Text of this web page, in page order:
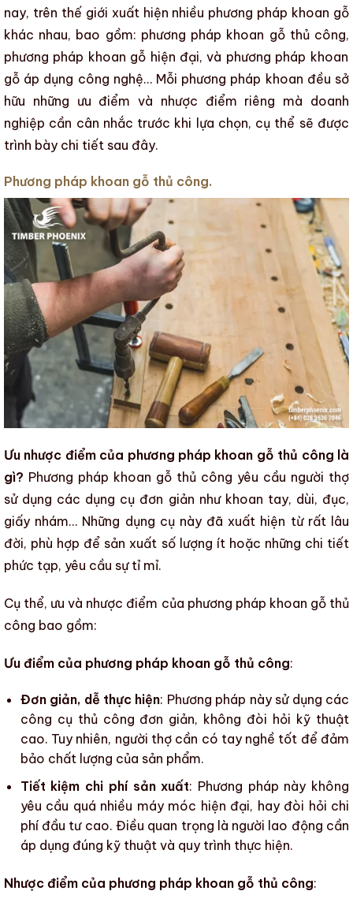
nay, trên thế giới xuất hiện nhiều phương pháp khoan gỗ
khác nhau, bao gồm: phương pháp khoan gỗ thủ công,
phương pháp khoan gỗ hiện đại, và phương pháp khoan
gỗ áp dụng công nghệ… Mỗi phương pháp khoan đều sở
hữu những ưu điểm và nhược điểm riêng mà doanh
nghiệp cần cân nhắc trước khi lựa chọn, cụ thể sẽ được
trình bày chi tiết sau đây.
Phương pháp khoan gỗ thủ công.
Ưu nhược điểm của phương pháp khoan gỗ thủ công là
gì? Phương pháp khoan gỗ thủ công yêu cầu người thợ
sử dụng các dụng cụ đơn giản như khoan tay, dùi, đục,
giấy nhám… Những dụng cụ này đã xuất hiện từ rất lâu
đời, phù hợp để sản xuất số lượng ít hoặc những chi tiết
phức tạp, yêu cầu sự tỉ mỉ.
Cụ thể, ưu và nhược điểm của phương pháp khoan gỗthủ
công bao gồm:
Ưu điểm của phương pháp khoan gỗ thủ công:
Đơn giản, dễ thực hiện: Phương pháp này sử dụng các
công cụ thủ công đơn giản, không đòi hỏi kỹ thuật
cao. Tuy nhiên, người thợ cần có tay nghề tốt để đảm
bảo chất lượng của sản phẩm.
Tiết kiệm chi phí sản xuất: Phương pháp này không
yêu cầu quá nhiều máy móc hiện đại, hay đòi hỏi chi
phí đầu tư cao. Điều quan trọng là người lao động cần
áp dụng đúng kỹ thuật và quy trình thực hiện.
Nhược điểm của phương pháp khoan gỗ thủ công: